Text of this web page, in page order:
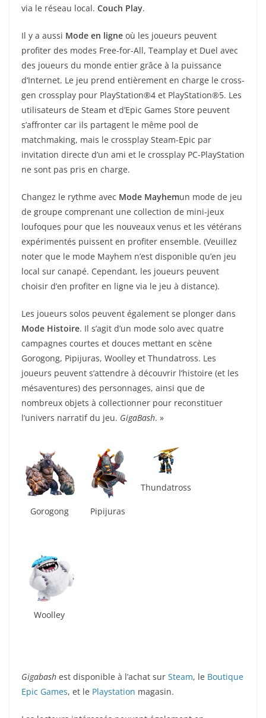
via le réseau local. Couch Play.
Il y a aussi Mode en ligne où les joueurs peuvent
profiter des modes Free-for-All, Teamplay et Duel avec
des joueurs du monde entier grâce à la puissance
d’Internet. Le jeu prend entièrement en charge le cross-
gen crossplay pour PlayStation®4 et PlayStation®5. Les
utilisateurs de Steam et d’Epic Games Store peuvent
s’affronter car ils partagent le même pool de
matchmaking, mais le crossplay Steam-Epic par
invitation directe d’un ami et le crossplay PC-PlayStation
ne sont pas pris en charge.
Changez le rythme avec Mode Mayhemun mode de jeu
de groupe comprenant une collection de mini-jeux
loufoques pour que les nouveaux venus et les vétérans
expérimentés puissent en profiter ensemble. (Veuillez
noter que le mode Mayhem n’est disponible qu’en jeu
local sur canapé. Cependant, les joueurs peuvent
choisir d’en profiter en ligne via le jeu à distance).
Les joueurs solos peuvent également se plonger dans
Mode Histoire. Il s’agit d’un mode solo avec quatre
campagnes courtes et douces mettant en scène
Gorogong, Pipijuras, Woolley et Thundatross. Les
joueurs peuvent s’attendre à découvrir l’histoire (et les
mésaventures) des personnages, ainsi que de
nombreux objets à collectionner pour reconstituer
l’univers narratif du jeu. GigaBash. »
Gorogong Pipijuras
Thundatross
Woolley
Gigabash est disponible à l’achat sur Steam, le Boutique
Epic Games, et le Playstation magasin.